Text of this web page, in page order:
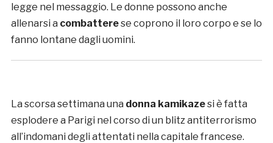
legge nel messaggio. Le donne possono anche
allenarsi a combatterese coprono il loro corpo e se lo
fanno lontane dagli uomini.
La scorsa settimana una donna kamikazesi è fatta
esplodere a Parigi nel corso di un blitz antiterrorismo
all’indomani degli attentati nella capitale francese.